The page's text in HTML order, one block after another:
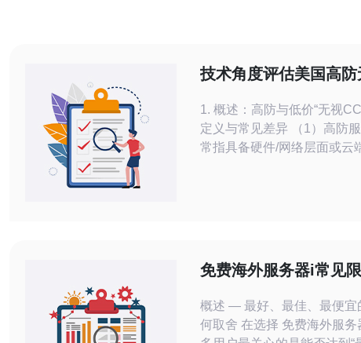
技术角度评估美国高
1. 概述：高防与低价“无视
定义与常见差异 （1）高防服务器：通
常指具备硬件/网络层面或云
隔离：高防常有独立物理出
免费海外服务器i常见
概述 — 最好、最佳、最便宜
何取舍 在选择 免费海外服务